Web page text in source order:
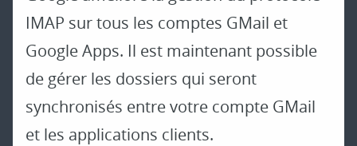
IMAP sur tous les comptes GMail et
Google Apps. Il est maintenant possible
de gérer les dossiers qui seront
synchronisés entre votre compte GMail
et les applications clients.